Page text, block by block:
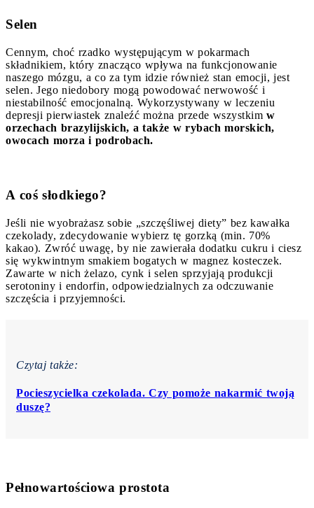
Selen
Cennym, choć rzadko występującym w pokarmach
składnikiem, który znacząco wpływa na funkcjonowanie
naszego mózgu, a co za tym idzie również stan emocji, jest
selen. Jego niedobory mogą powodować nerwowość i
niestabilność emocjonalną. Wykorzystywany w leczeniu
depresji pierwiastek znaleźć można przede wszystkim w
orzechach brazylijskich, a także w rybach morskich,
owocach morza i podrobach.
A coś słodkiego?
Jeśli nie wyobrażasz sobie „szczęśliwej diety” bez kawałka
czekolady, zdecydowanie wybierz tę gorzką (min. 70%
kakao). Zwróć uwagę, by nie zawierała dodatku cukru i ciesz
się wykwintnym smakiem bogatych w magnez kosteczek.
Zawarte w nich żelazo, cynk i selen sprzyjają produkcji
serotoniny i endorfin, odpowiedzialnych za odczuwanie
szczęścia i przyjemności.
Czytaj także:
Pocieszycielka czekolada. Czy pomoże nakarmić twoją
duszę?
Pełnowartościowa prostota